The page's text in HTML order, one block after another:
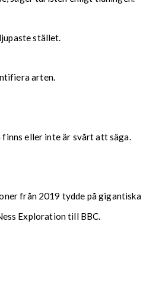
stället.
arten.
eller inte är svårt att säga.
från 2019 tydde på gigantiska
Exploration till BBC.